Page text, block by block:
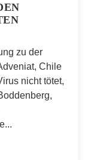
zu der
Chile
nicht tötet,